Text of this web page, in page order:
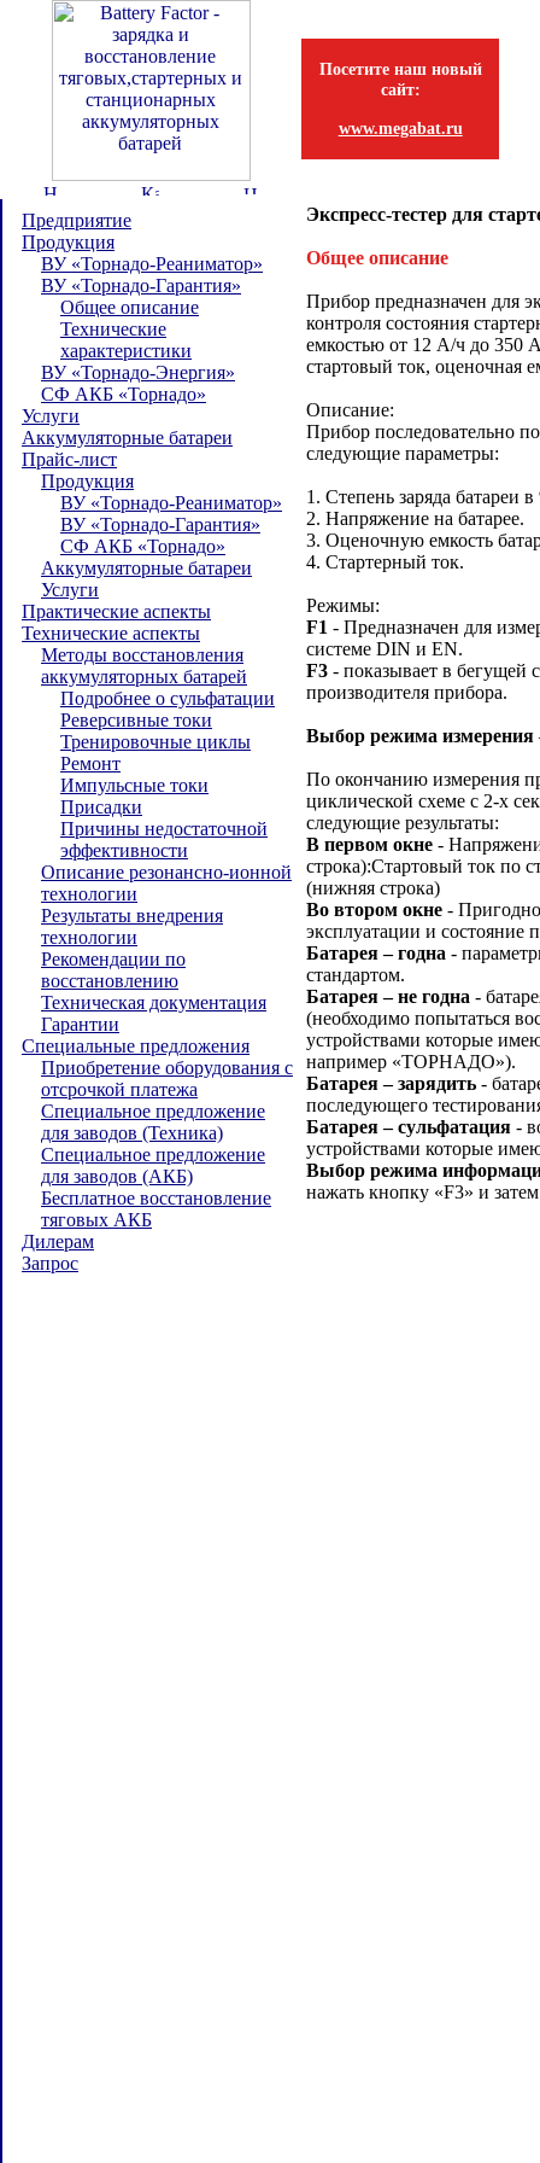
Посетите наш новый
сайт:
www.megabat.ru
Предприятие
Продукция
ВУ «Торнадо-Реаниматор»
ВУ «Торнадо-Гарантия»
Общее описание
Технические
характеристики
ВУ «Торнадо-Энергия»
СФ АКБ «Торнадо»
Услуги
Аккумуляторные батареи
Прайс-лист
Продукция
ВУ «Торнадо-Реаниматор»
ВУ «Торнадо-Гарантия»
СФ АКБ «Торнадо»
Аккумуляторные батареи
Услуги
Практические аспекты
Технические аспекты
Методы восстановления
аккумуляторных батарей
Подробнее о сульфатации
Реверсивные токи
Тренировочные циклы
Ремонт
Импульсные токи
Присадки
Причины недостаточной
эффективности
Описание резонансно-ионной
технологии
Результаты внедрения
технологии
Рекомендации по
восстановлению
Техническая документация
Гарантии
Специальные предложения
Приобретение оборудования с
отсрочкой платежа
Специальное предложение
для заводов (Техника)
Специальное предложение
для заводов (АКБ)
Бесплатное восстановление
тяговых АКБ
Дилерам
Запрос
Экспресс-тестер для
Общее описание
Прибор предназначен для
контроля состояния
емкостью от 12 А/ч до 350
стартовый ток, оценочная
Описание:
Прибор последовательно
следующие параметры:
1. Степень заряда батареи в
2. Напряжение на батарее.
3. Оценочную емкость
4. Стартерный ток.
Режимы:
F1 - Предназначен для
системе DIN и EN.
F3 - показывает в бегущей
производителя прибора.
Выбор режима измерения
По окончанию измерения
циклической схеме с 2-х
следующие результаты:
В первом окне -
строка):Стартовый ток по
(нижняя строка)
Во втором окне -
эксплуатации и состояние
Батарея – годна -
стандартом.
Батарея – не годна -
(необходимо попытаться
устройствами которые
например «ТОРНАДО»).
Батарея – зарядить -
последующего
Батарея – сульфатация -
устройствами которые
Выбор режима
нажать кнопку «F3» и